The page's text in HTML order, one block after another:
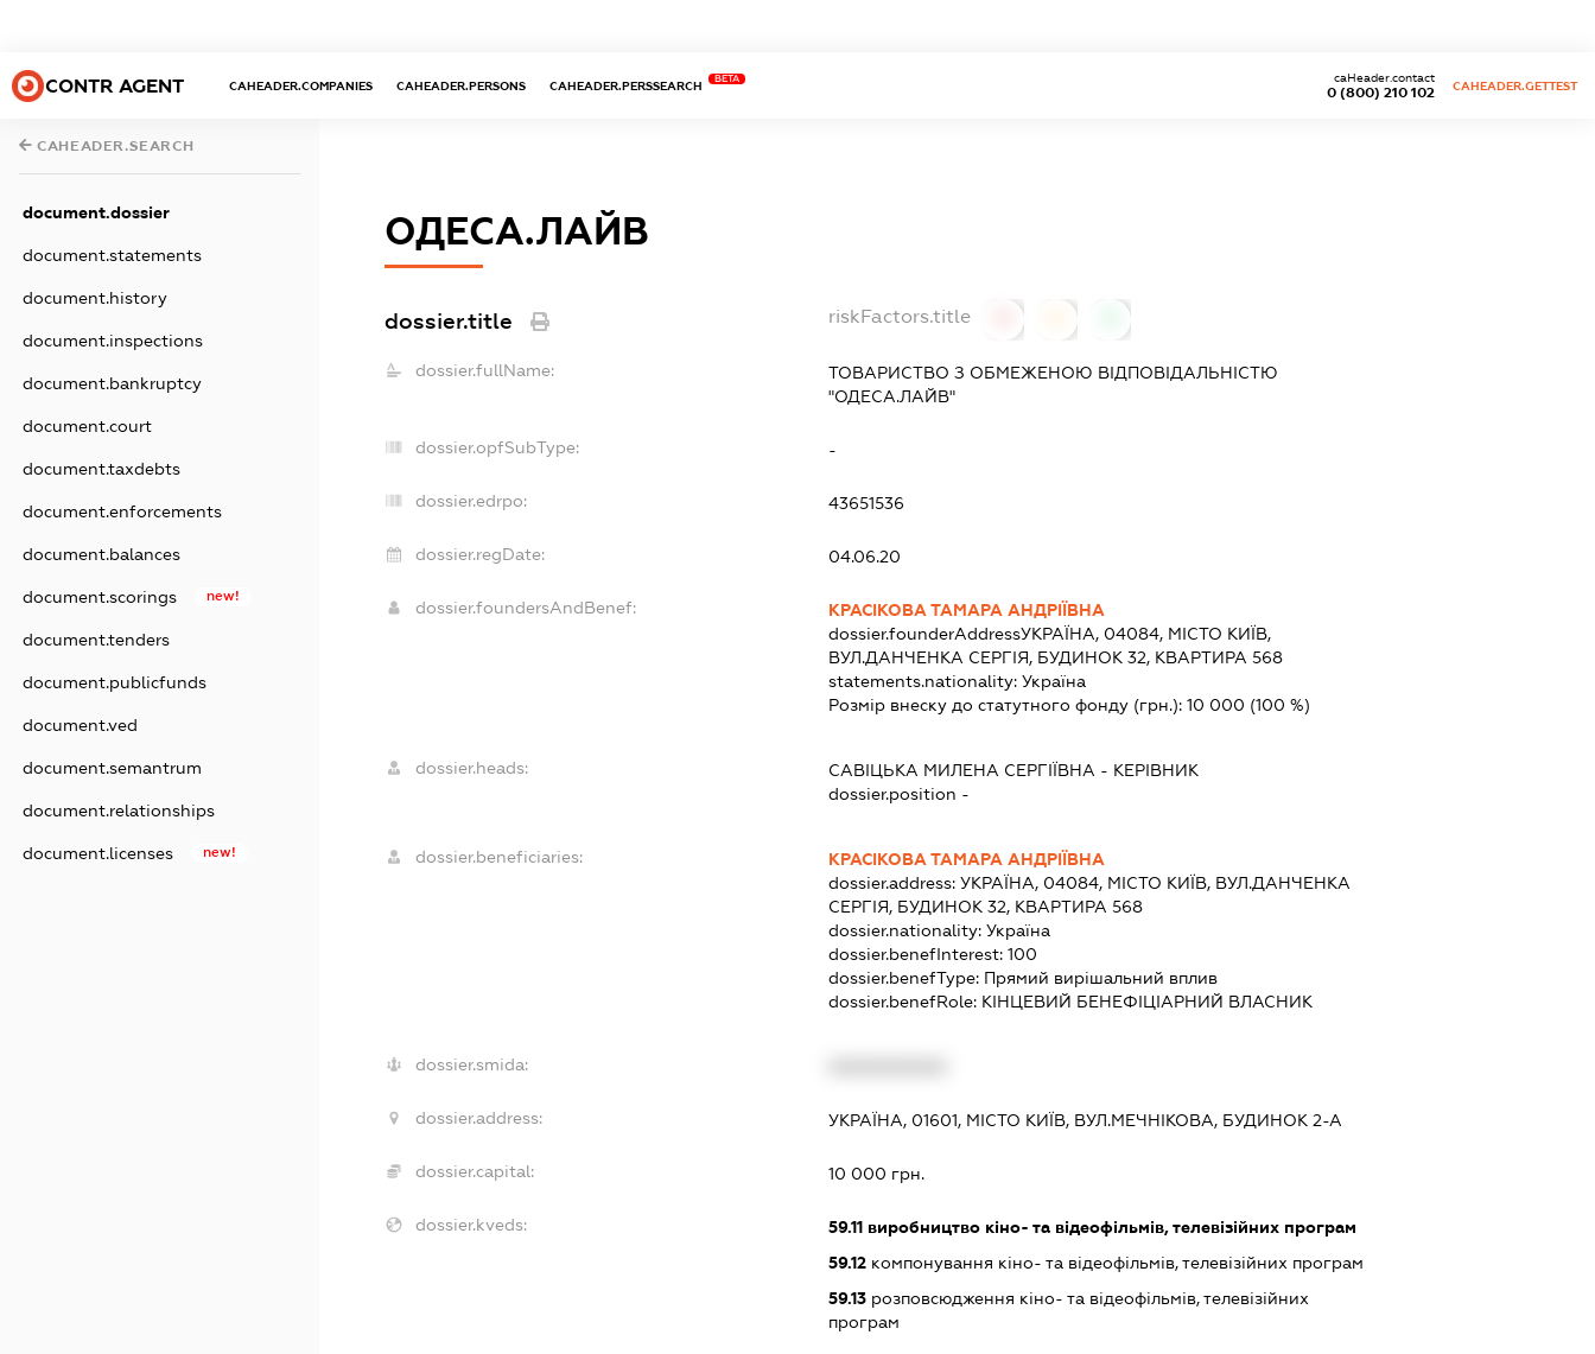
CONTR AGENT CAHEADER.COMPANIES CAHEADER.PERSONS CAHEADER.PERSSEARCH
BETA
0 (800) 210 102
caHeader.contact
CAHEADER.GETTEST
CAHEADER.SEARCH
document.dossier
document.statements
document.history
document.inspections
document.bankruptcy
document.court
document.taxdebts
document.enforcements
document.balances
document.scorings new!
document.tenders
document.publicfunds
document.ved
document.semantrum
document.relationships
document.licenses new!
ОДЕСА.ЛАЙВ
dossier.title riskFactors.title
dossier.fullName:
ТОВАРИСТВО З ОБМЕЖЕНОЮ ВІДПОВІДАЛЬНІСТЮ
"ОДЕСА.ЛАЙВ"
dossier.opfSubType: -
dossier.edrpo: 43651536
dossier.regDate: 04.06.20
dossier.foundersAndBenef:
КРАСІКОВА ТАМАРА АНДРІЇВНА
dossier.founderAddressУКРАЇНА, 04084, МІСТО КИЇВ,
ВУЛ.ДАНЧЕНКА СЕРГІЯ, БУДИНОК 32, КВАРТИРА 568
statements.nationality: Україна
Розмір внеску до статутного фонду (грн.): 10 000 (100 %)
dossier.heads: САВІЦЬКА МИЛЕНА СЕРГІЇВНА - КЕРІВНИК
dossier.position -
dossier.beneficiaries:
КРАСІКОВА ТАМАРА АНДРІЇВНА
dossier.address: УКРАЇНА, 04084, МІСТО КИЇВ, ВУЛ.ДАНЧЕНКА
СЕРГІЯ, БУДИНОК 32, КВАРТИРА 568
dossier.nationality: Україна
dossier.benefInterest: 100
dossier.benefType: Прямий вирішальний вплив
dossier.benefRole: КІНЦЕВИЙ БЕНЕФІЦІАРНИЙ ВЛАСНИК
dossier.smida:
dossier.address: УКРАЇНА, 01601, МІСТО КИЇВ, ВУЛ.МЕЧНІКОВА, БУДИНОК 2-А
dossier.capital: 10 000 грн.
dossier.kveds: 59.11виробництво кіно- та відеофільмів, телевізійних програм
59.12компонування кіно- та відеофільмів, телевізійних програм
59.13розповсюдження кіно- та відеофільмів, телевізійних
програм